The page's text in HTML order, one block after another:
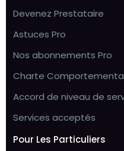
Devenez Prestataire
Astuces Pro
Nos abonnements Pro
Charte
Accord de niveau de
Services acceptés
Pour Les Particuliers